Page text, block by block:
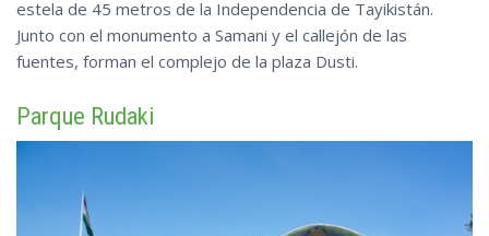
estela de 45 metros de la Independencia de Tayikistán.
Junto con el monumento a Samani y el callejón de las
fuentes, forman el complejo de la plaza Dusti.
Parque Rudaki